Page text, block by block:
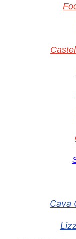
Cava